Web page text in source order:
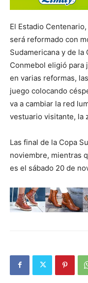
El Estadio
será reformado con
Sudamericana y de
Conmebol eligió para
en varias reformas,
juego colocando
va a cambiar la red
vestuario visitante, la
Las final de la Copa
noviembre, mientras
es el sábado 20 de